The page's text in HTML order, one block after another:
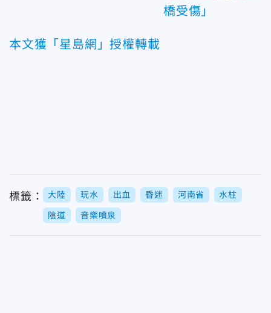
橋受傷」
本文獲「星島網」授權轉載
標籤： 大陸 玩水 出血 昏迷 河南省 水柱
陰道 音樂噴泉